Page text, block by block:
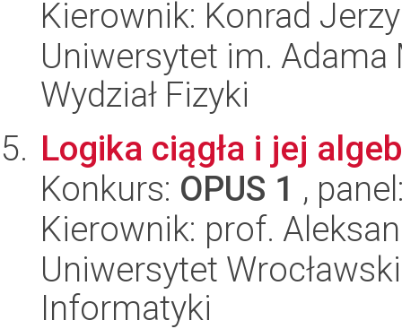
Kierownik: Konrad
Uniwersytet im.
Wydział Fizyki
Logika ciągła i jej
Konkurs: OPUS 1 ,
Kierownik: prof.
Uniwersytet
Informatyki